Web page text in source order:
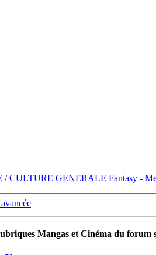
/ CULTURE GENERALE Fantasy -
Mangas et Cinéma du forum